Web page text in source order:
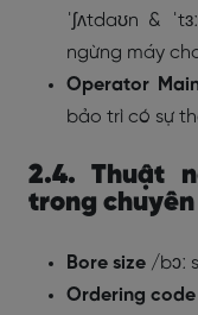
ˈʃʌtdaʊn &
ngừng máy
Operator
bảo trì có sự
2.4. Thuật
trong
Bore size /bɔː
Ordering code